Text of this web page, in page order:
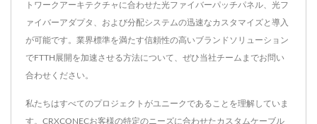
トワークアーキテクチャに合わせた光ファイバーパッチパネル、光フ
ァイバーアダプタ、および分配システムの迅速なカスタマイズと導入
が可能です。業界標準を満たす信頼性の高いブランドソリューション
でFTTH展開を加速させる方法について、ぜひ当社チームまでお問い
合わせください。
私たちはすべてのプロジェクトがユニークであることを理解していま
す。CRXCONECお客様の特定のニーズに合わせたカスタムケーブル